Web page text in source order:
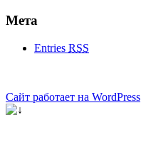
Мета
Entries RSS
Сайт работает на WordPress